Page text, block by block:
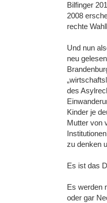
Bilfinger
2008
rechte
Und nun
neu
des
Kinder je
Mutter von
zu denken
Es ist das
Es werden
oder gar